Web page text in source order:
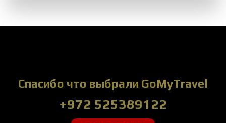
Спасибо что выбрали GoMyTravel
+972 525389122